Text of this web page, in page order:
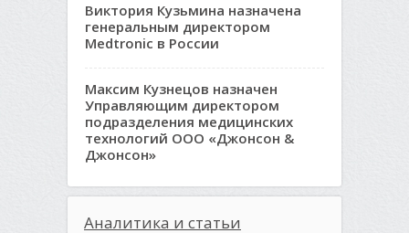
Виктория Кузьмина назначена
генеральным директором
Medtronic в России
Максим Кузнецов назначен
Управляющим директором
подразделения медицинских
технологий ООО «Джонсон &
Джонсон»
Аналитика и статьи